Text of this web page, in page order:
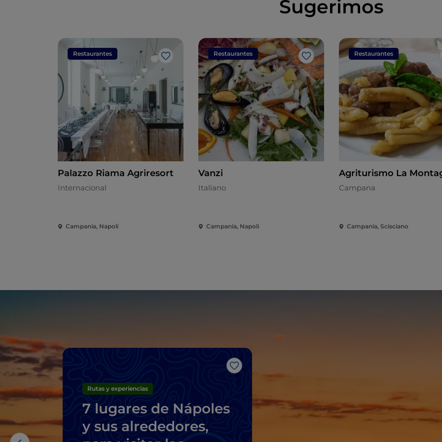
Sugerimos
Restaurantes
Me gusta
Palazzo Riama Agriresort
Internacional
Campania, Napoli
Restaurantes
Me gusta
Vanzi
Italiano
Campania, Napoli
Restaurantes
Agriturismo La
Campana
Campania, Scisciano
Me gusta
Rutas y experiencias
7 lugares de Nápoles
y sus alrededores,